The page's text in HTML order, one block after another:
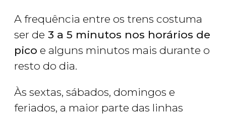
A frequência entre os trens costuma
ser de 3 a 5 minutos nos horários de
pico e alguns minutos mais durante o
resto do dia.
Às sextas, sábados, domingos e
feriados, a maior parte das linhas